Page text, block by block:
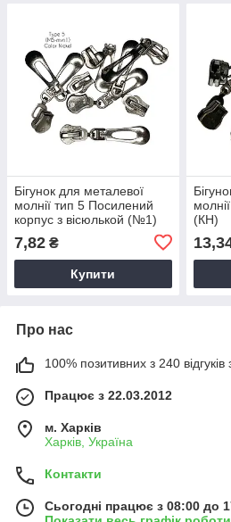
Бігунок для металевої
молнії тип 5 Посилений
корпус з вісюлькой (№1)
7,82 ₴
Купити
(КН)
Про нас
100% позитивних з 240 відгуків
Працює з 22.03.2012
м. Харків
Харків, Україна
Контакти
Сьогодні працює з 08:00 до